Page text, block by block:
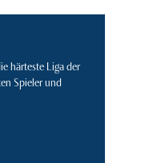
härteste Liga der
Spieler und